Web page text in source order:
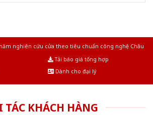
nghiên cứu cửa theo tiêu chuẩn công nghệ Châu
Tải báo giá tổng hợp
Dành cho đại lý
TÁC KHÁCH HÀNG